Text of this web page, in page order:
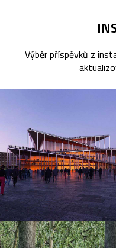
Výběr příspěvků z